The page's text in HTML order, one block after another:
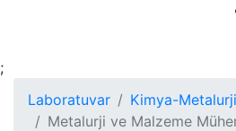
;
Laboratuvar
Kimya-
Metalurji ve Malzeme